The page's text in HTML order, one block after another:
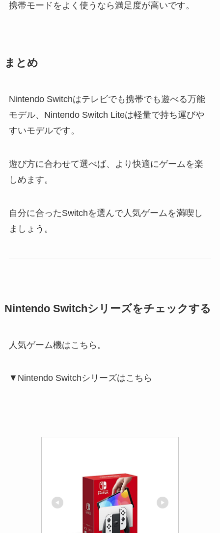
携帯モードをよく使うなら満足度が高いです。
まとめ
Nintendo Switchはテレビでも携帯でも遊べる万能
モデル、Nintendo Switch Liteは軽量で持ち運びや
すいモデルです。
遊び方に合わせて選べば、より快適にゲームを楽
しめます。
自分に合ったSwitchを選んで人気ゲームを満喫し
ましょう。
Nintendo Switchシリーズをチェックする
人気ゲーム機はこちら。
▼Nintendo Switchシリーズはこちら